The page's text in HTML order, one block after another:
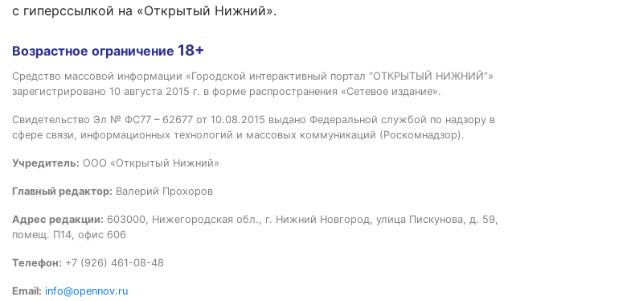
с гиперссылкой на «Открытый Нижний».
Возрастное ограничение 18+
Средство массовой информации «Городской интерактивный портал “ОТКРЫТЫЙ НИЖНИЙ”»
зарегистрировано 10 августа 2015 г. в форме распространения «Сетевое издание».
Свидетельство Эл № ФС77 – 62677 от 10.08.2015 выдано Федеральной службой по надзору в
сфере связи, информационных технологий и массовых коммуникаций (Роскомнадзор).
Учредитель: ООО «Открытый Нижний»
Главный редактор: Валерий Прохоров
Адрес редакции: 603000, Нижегородская обл., г. Нижний Новгород, улица Пискунова, д. 59,
помещ. П14, офис 606
Телефон: +7 (926) 461-08-48
Email: info@opennov.ru